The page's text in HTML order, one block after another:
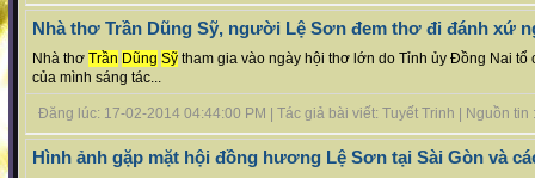
Nhà thơ Trần Dũng Sỹ, người Lệ Sơn đem thơ đi đánh xứ
Nhà thơ Trần Dũng Sỹ tham gia vào ngày hội thơ lớn do Tỉnh ủy Đồng Nai
của mình sáng tác...
Đăng lúc: 17-02-2014 04:44:00 PM | Tác giả bài viết: Tuyết Trinh | Nguồn tin
Hình ảnh gặp mặt hội đồng hương Lệ Sơn tại Sài Gòn và